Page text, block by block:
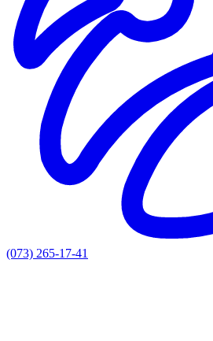
(073) 265-17-41